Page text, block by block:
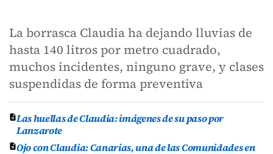
La borrasca Claudia ha dejando lluvias de
hasta 140 litros por metro cuadrado,
muchos incidentes, ninguno grave, y clases
suspendidas de forma preventiva
Las huellas de Claudia: imágenes de su paso por
Lanzarote
Ojo con Claudia: Canarias, una de las Comunidades en